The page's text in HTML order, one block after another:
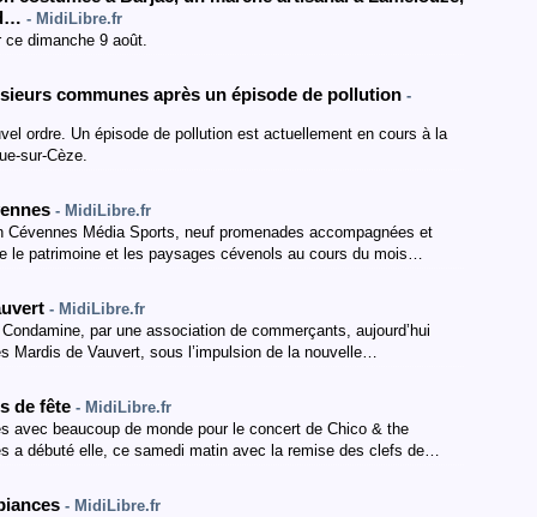
- MidiLibre.fr
ce dimanche 9 août.
communes après un épisode de pollution -
ordre. Un épisode de pollution est actuellement en cours à la
sur-Cèze.
- MidiLibre.fr
Média Sports, neuf promenades accompagnées et
le patrimoine et les paysages cévenols au cours du mois…
- MidiLibre.fr
par une association de commerçants, aujourd’hui
Mardis de Vauvert, sous l’impulsion de la nouvelle…
de fête - MidiLibre.fr
avec beaucoup de monde pour le concert de Chico & the
a débuté elle, ce samedi matin avec la remise des clefs de…
- MidiLibre.fr